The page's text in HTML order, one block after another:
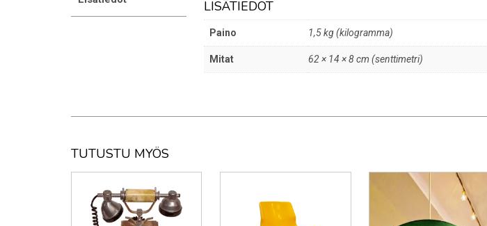
LISÄTIEDOT
Paino 1,5 kg (kilogramma)
Mitat 62 × 14 × 8 cm (senttimetri)
TUTUSTU MYÖS